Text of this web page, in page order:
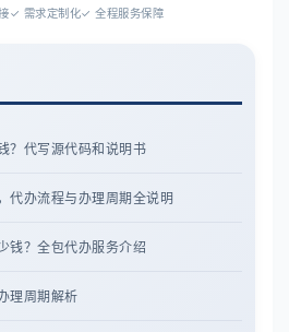
✓ 需求定制化✓ 全程服务保障
？代写源代码和说明书
代办流程与办理周期全说明
钱？全包代办服务介绍
理周期解析